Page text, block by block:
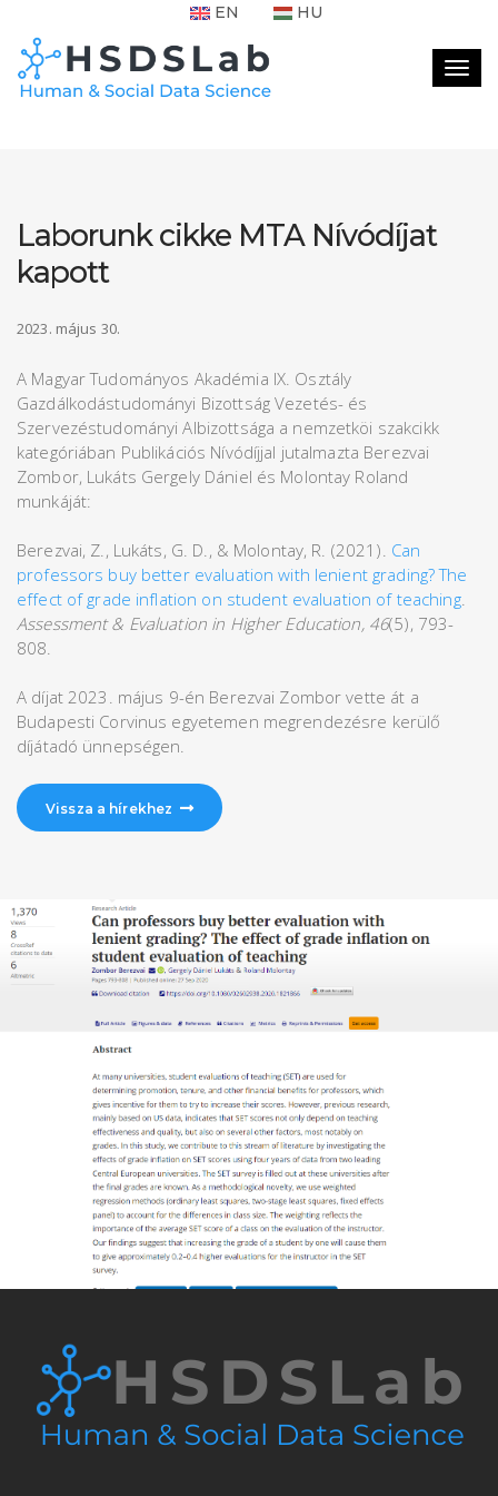
EN HU
Laborunk cikke MTA Nívódíjat
kapott
2023. május 30.
A Magyar Tudományos Akadémia IX. Osztály
Gazdálkodástudományi Bizottság Vezetés- és
Szervezéstudományi Albizottsága a nemzetköi szakcikk
kategóriában Publikációs Nívódíjjal jutalmazta Berezvai
Zombor, Lukáts Gergely Dániel és Molontay Roland
munkáját:
Berezvai, Z., Lukáts, G. D., & Molontay, R. (2021). Can
professors buy better evaluation with lenient grading? The
effect of grade inflation on student evaluation of teaching.
Assessment & Evaluation in Higher Education, 46(5), 793-
808.
A díjat 2023. május 9-én Berezvai Zombor vette át a
Budapesti Corvinus egyetemen megrendezésre kerülő
díjátadó ünnepségen.
Vissza a hírekhez